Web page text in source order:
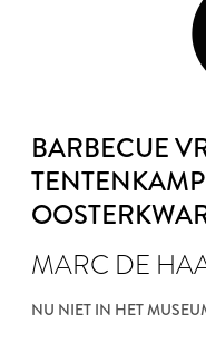
BARBECUE
MARC DE
NU NIET IN HET